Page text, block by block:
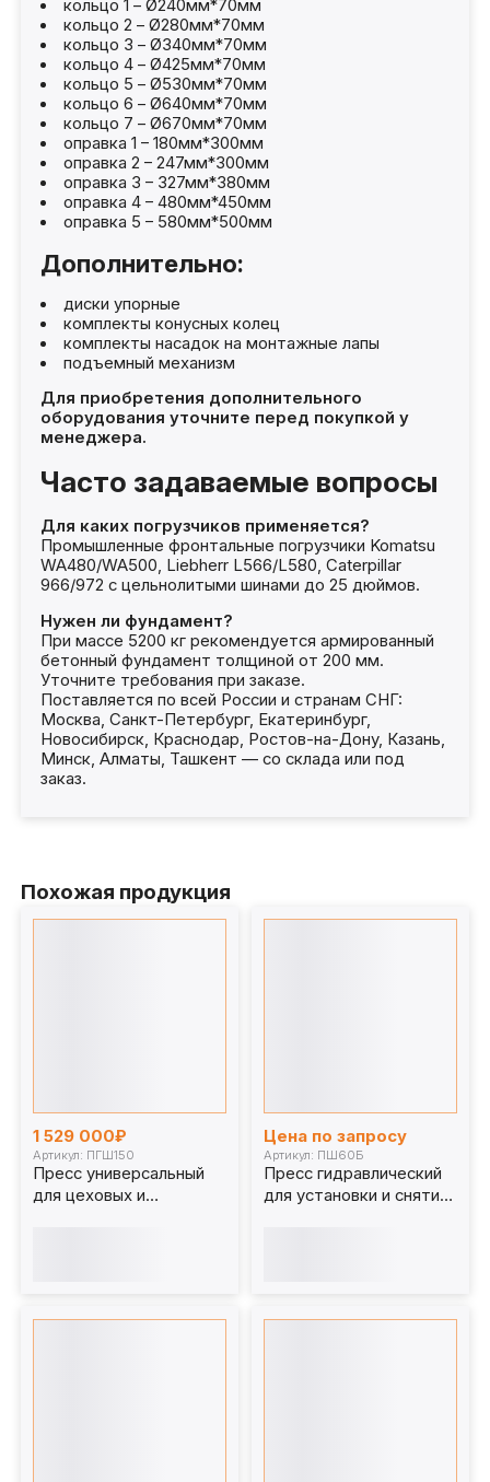
кольцо 1 – Ø240мм*70мм
кольцо 2 – Ø280мм*70мм
кольцо 3 – Ø340мм*70мм
кольцо 4 – Ø425мм*70мм
кольцо 5 – Ø530мм*70мм
кольцо 6 – Ø640мм*70мм
кольцо 7 – Ø670мм*70мм
оправка 1 – 180мм*300мм
оправка 2 – 247мм*300мм
оправка 3 – 327мм*380мм
оправка 4 – 480мм*450мм
оправка 5 – 580мм*500мм
Дополнительно:
диски упорные
комплекты конусных колец
комплекты насадок на монтажные лапы
подъемный механизм
Для приобретения дополнительного
оборудования уточните перед покупкой у
менеджера.
Часто задаваемые вопросы
Для каких погрузчиков применяется?
Промышленные фронтальные погрузчики Komatsu
WA480/WA500, Liebherr L566/L580, Caterpillar
966/972 с цельнолитыми шинами до 25 дюймов.
Нужен ли фундамент?
При массе 5200 кг рекомендуется армированный
бетонный фундамент толщиной от 200 мм.
Уточните требования при заказе.
Поставляется по всей России и странам СНГ:
Москва, Санкт-Петербург, Екатеринбург,
Новосибирск, Краснодар, Ростов-на-Дону, Казань,
Минск, Алматы, Ташкент — со склада или под
заказ.
Похожая продукция
1 529 000₽
Артикул: ПГШ150
Пресс универсальный
для цеховых и
Цена по запросу
Артикул: ПШ60Б
Пресс гидравлический
для установки и снятия